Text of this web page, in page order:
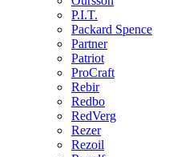
P.I.T.
Packard Spence
Partner
Patriot
ProCraft
Rebir
Redbo
RedVerg
Rezer
Rezoil